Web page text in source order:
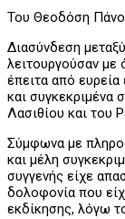
Του Θεοδόση
Διασύνδεση
λειτουργούσαν με
έπειτα από ευρεία
και συγκεκριμένα
Λασιθίου και του
Σύμφωνα με
και μέλη
συγγενής είχε
δολοφονία που
εκδίκησης, λόγω